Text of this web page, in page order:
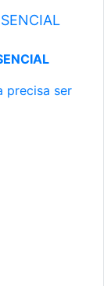
precisa ser